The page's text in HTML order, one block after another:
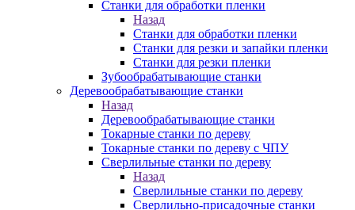
Станки для обработки пленки
Назад
Станки для обработки пленки
Станки для резки и запайки пленки
Станки для резки пленки
Зубообрабатывающие станки
Деревообрабатывающие станки
Назад
Деревообрабатывающие станки
Токарные станки по дереву
Токарные станки по дереву с ЧПУ
Сверлильные станки по дереву
Назад
Сверлильные станки по дереву
Сверлильно-присадочные станки